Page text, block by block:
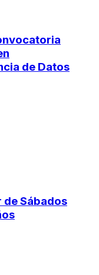
de Datos
Sábados